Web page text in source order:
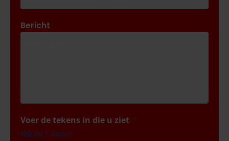
Bericht
Voer de tekens in die u ziet
Nieuw Audio